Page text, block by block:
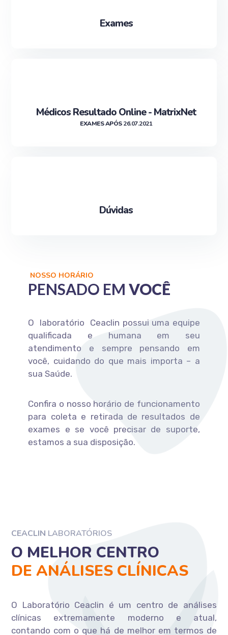
Exames
Médicos Resultado Online - MatrixNet
EXAMES APÓS26.07.2021
Dúvidas
NOSSO HORÁRIO
PENSADO EMVOCÊ
O laboratório Ceaclin possui uma equipe
qualificada e humana em seu
atendimento e sempre pensando em
você, cuidando do que mais importa – a
sua Saúde.
Confira o nosso horário de funcionamento
para coleta e retirada de resultados de
exames e se você precisar de suporte,
estamos a sua disposição.
CEACLIN LABORATÓRIOS
O MELHOR CENTRO
DE ANÁLISES CLÍNICAS
O Laboratório Ceaclin é um centro de análises
clínicas extremamente moderno e atual,
contando com o que há de melhor em termos de